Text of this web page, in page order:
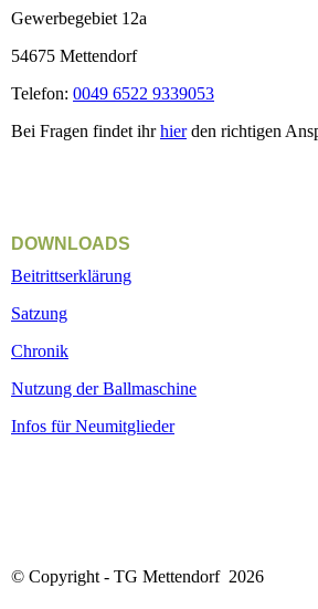
Gewerbegebiet 12a
54675 Mettendorf
Telefon: 0049 6522 9339053
Bei Fragen findet ihrhierden richtigen
DOWNLOADS
Beitrittserklärung
Satzung
Chronik
Nutzung der Ballmaschine
Infos für Neumitglieder
© Copyright - TG Mettendorf 2026